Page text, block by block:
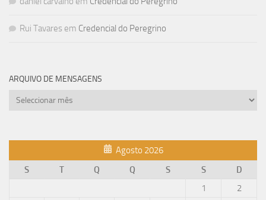
Rui Tavares em Credencial do Peregrino
ARQUIVO DE MENSAGENS
Arquivo
Agosto 2026
S
T Q Q S S
D
1
2